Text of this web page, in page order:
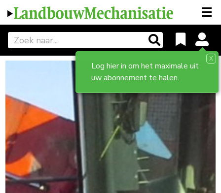
Log hier in om het maximale uit
uw abonnement te halen.
X